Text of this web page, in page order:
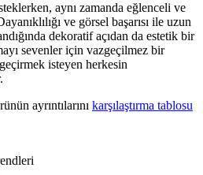
aynı zamanda eğlenceli ve
ve görsel başarısı ile uzun
dekoratif açıdan da estetik bir
sevenler için vazgeçilmez bir
isteyen herkesin
ayrıntılarını karşılaştırma tablosu